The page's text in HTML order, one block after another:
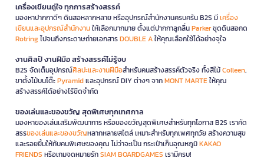
เครื่องเขียนคู่ใจ ทุกการสร้างสรรค์
มองหาปากกาดีๆ ดินสอหลากหลาย หรืออุปกรณ์สำนักงานครบครัน B2S มีเครื่อง
เขียนและอุปกรณ์สำนักงานให้เลือกมากมาย ตั้งแต่ปากกาลูกลื่นParkerชุดดินสอกด
Rotringไปจนถึงกระดาษถ่ายเอกสารDOUBLE Aให้คุณเลือกใช้ได้อย่างจุใจ
งานศิลป์ งานฝีมือ สร้างสรรค์ไม่รู้จบ
B2S จัดเต็มอุปกรณ์ศิลปะและงานฝีมือสำหรับคนสร้างสรรค์ตัวจริง ทั้งสีไม้Colleen,
ขาตั้งไม้บนโต๊ะPyramidและอุปกรณ์ DIY ต่างๆ จากMONT MARTEให้คุณ
สร้างสรรค์ได้อย่างไร้ขีดจำกัด
ของเล่นและของขวัญ สุดพิเศษทุกเทศกาล
มองหาของเล่นเสริมพัฒนาการ หรือของขวัญสุดพิเศษสำหรับทุกโอกาส B2S เราคัด
สรรของเล่นและของขวัญหลากหลายสไตล์ เหมาะสำหรับทุกเพศทุกวัย สร้างความสุข
และรอยยิ้มให้กับคนพิเศษของคุณ ไม่ว่าจะเป็น กระเป๋าเก็บอุณหภูมิKAKAO
FRIENDS หรือเกมจดหมายรักSIAM BOARDGAMES เรามีครบ!